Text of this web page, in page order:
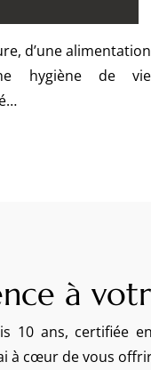
d’une alimentation
hygiène de vie
à
10 ans, certifiée
à cœur de vous